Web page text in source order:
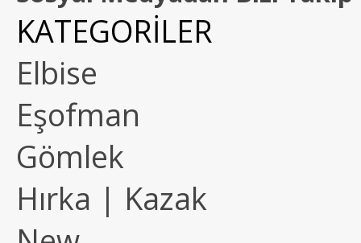
KATEGORİLER
Elbise
Eşofman
Gömlek
Hırka | Kazak